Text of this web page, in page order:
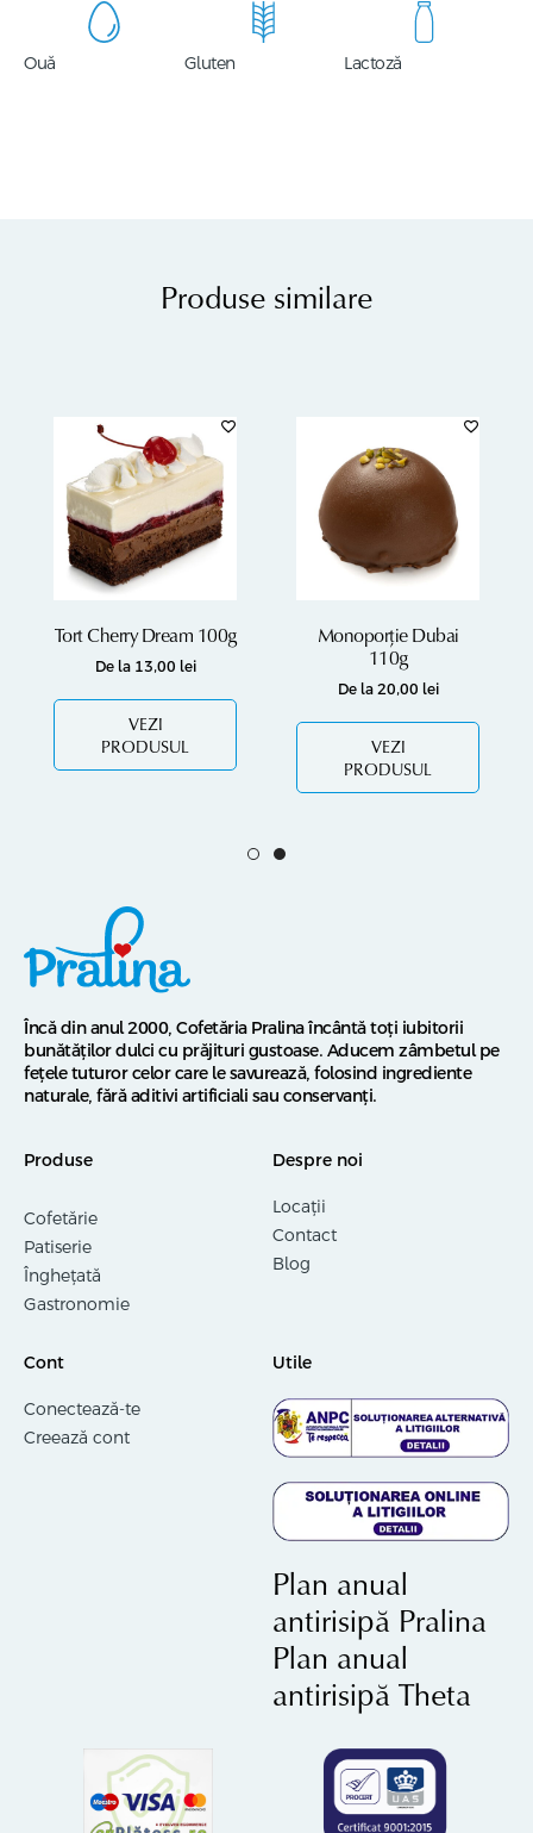
Ouă Gluten Lactoză
Produse similare
Tort Cherry Dream 100g
De la 13,00 lei
VEZI
PRODUSUL
Monoporție Dubai
110g
De la 20,00 lei
VEZI
PRODUSUL
Încă din anul 2000, Cofetăria Pralina încântă toți iubitorii
bunătăților dulci cu prăjituri gustoase. Aducem zâmbetul pe
fețele tuturor celor care le savurează, folosind ingrediente
naturale, fără aditivi artificiali sau conservanți.
Produse
Cofetărie
Patiserie
Înghețată
Gastronomie
Despre noi
Locații
Contact
Blog
Cont
Conectează-te
Creează cont
Utile
Plan anual
antirisipă Pralina
Plan anual
antirisipă Theta